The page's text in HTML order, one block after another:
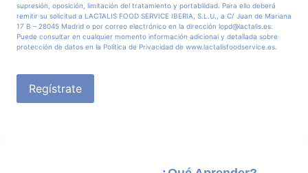
supresión, oposición, limitación del tratamiento y portabilidad. Para ello deberá
remitir su solicitud a LACTALIS FOOD SERVICE IBERIA, S.L.U., a C/ Juan de Mariana
17 B – 28045 Madrid o por correo electrónico en la dirección lopd@lactalis.es.
Puede consultar en cualquier momento información adicional y detallada sobre
protección de datos en la Política de Privacidad de www.lactalisfoodservice.es.
Regístrate